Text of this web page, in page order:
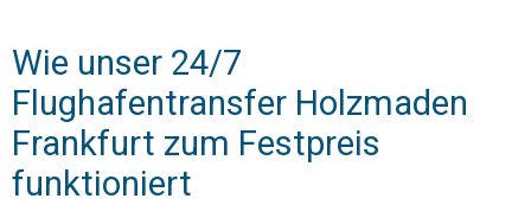
Wie unser 24/7
Flughafentransfer Holzmaden
Frankfurt zum Festpreis
funktioniert